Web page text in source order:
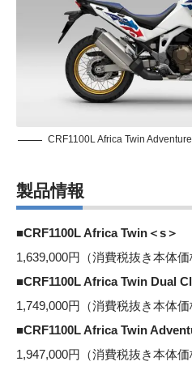
CRF1100L Africa Twin
製品情報
■CRF1100L Africa Twin＜s＞
1,639,000円（消費税抜き本体
■CRF1100L Africa Twin Dual
1,749,000円（消費税抜き本体
■CRF1100L Africa Twin
1,947,000円（消費税抜き本体